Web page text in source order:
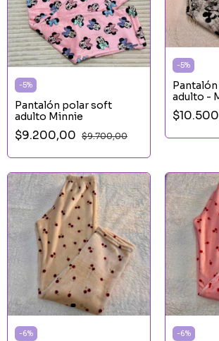
-5%
Pantalón polar soft
adulto Minnie
$9.200,00 $9.700,00
-5%
adulto -
-6% -6%